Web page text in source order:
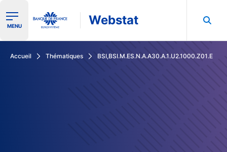
Ouvrir le menu de navigation
MENU Webstat
Accueil Thématiques BSI,BSI.M.ES.N.A.A30.A.1.U2.1000.Z01.E